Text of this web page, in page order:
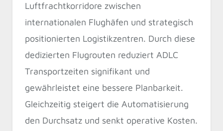
Luftfrachtkorridore zwischen
internationalen Flughäfen und strategisch
positionierten Logistikzentren. Durch diese
dedizierten Flugrouten reduziert ADLC
Transportzeiten signifikant und
gewährleistet eine bessere Planbarkeit.
Gleichzeitig steigert die Automatisierung
den Durchsatz und senkt operative Kosten.